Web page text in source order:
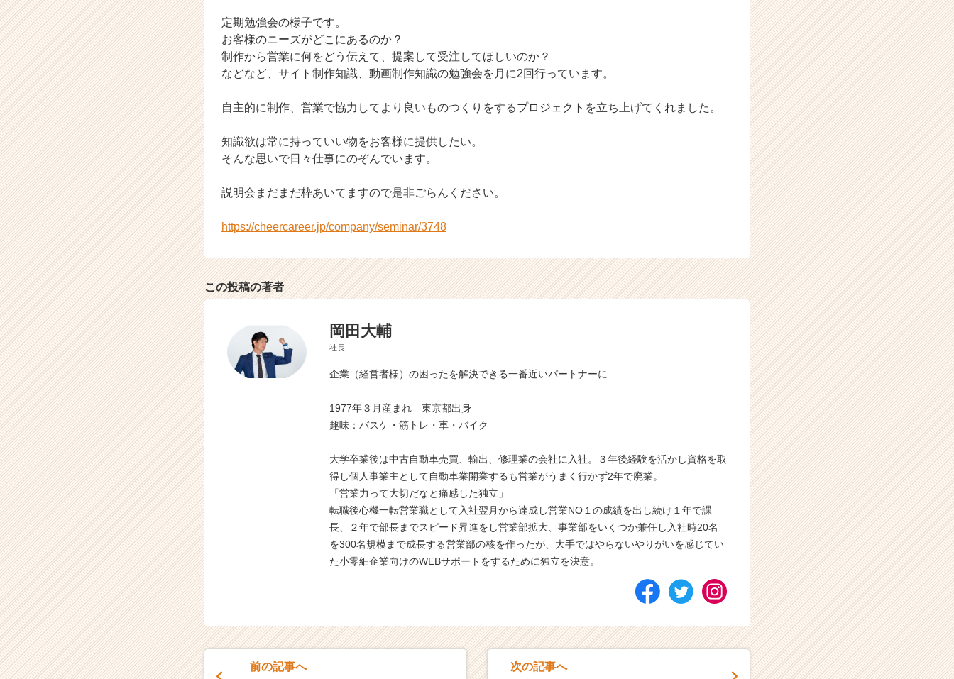
定期勉強会の様子です。
お客様のニーズがどこにあるのか？
制作から営業に何をどう伝えて、提案して受注してほしいのか？
などなど、サイト制作知識、動画制作知識の勉強会を月に2回行っています。
自主的に制作、営業で協力してより良いものつくりをするプロジェクトを立ち上げてくれました。
知識欲は常に持っていい物をお客様に提供したい。
そんな思いで日々仕事にのぞんでいます。
説明会まだまだ枠あいてますので是非ごらんください。
https://cheercareer.jp/company/seminar/3748
この投稿の著者
岡田大輔
社長
企業（経営者様）の困ったを解決できる一番近いパートナーに
1977年３月産まれ 東京都出身
趣味：バスケ・筋トレ・車・バイク
大学卒業後は中古自動車売買、輸出、修理業の会社に入社。３年後経験を活かし資格を取
得し個人事業主として自動車業開業するも営業がうまく行かず2年で廃業。
「営業力って大切だなと痛感した独立」
転職後心機一転営業職として入社翌月から達成し営業NO１の成績を出し続け１年で課
長、２年で部長までスピード昇進をし営業部拡大、事業部をいくつか兼任し入社時20名
を300名規模まで成長する営業部の核を作ったが、大手ではやらないやりがいを感じてい
た小零細企業向けのWEBサポートをするために独立を決意。
前の記事へ 次の記事へ